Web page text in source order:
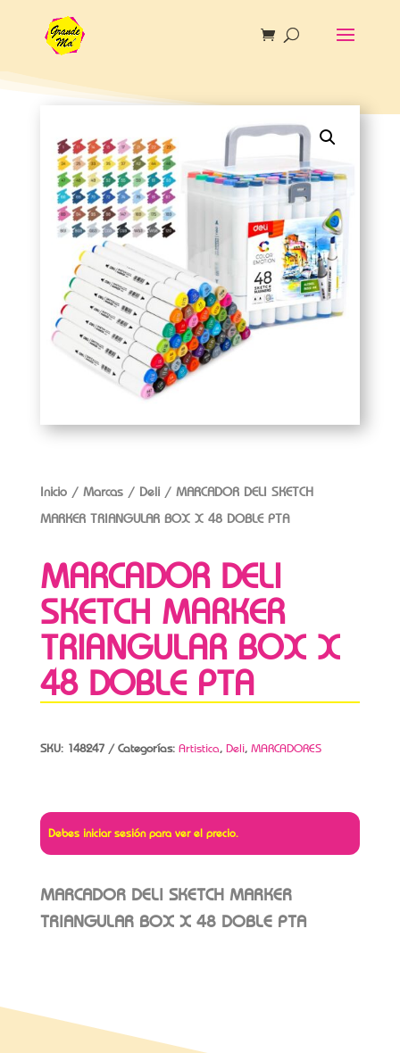
Inicio/ Marcas/ Deli/ MARCADOR DELI SKETCH
MARKER TRIANGULAR BOX X 48 DOBLE PTA
MARCADOR DELI
SKETCH MARKER
TRIANGULAR BOX X
48 DOBLE PTA
SKU: 148247 Categorías: Artistica, Deli, MARCADORES
Debes iniciar sesión para ver el precio.
MARCADOR DELI SKETCH MARKER
TRIANGULAR BOX X 48 DOBLE PTA